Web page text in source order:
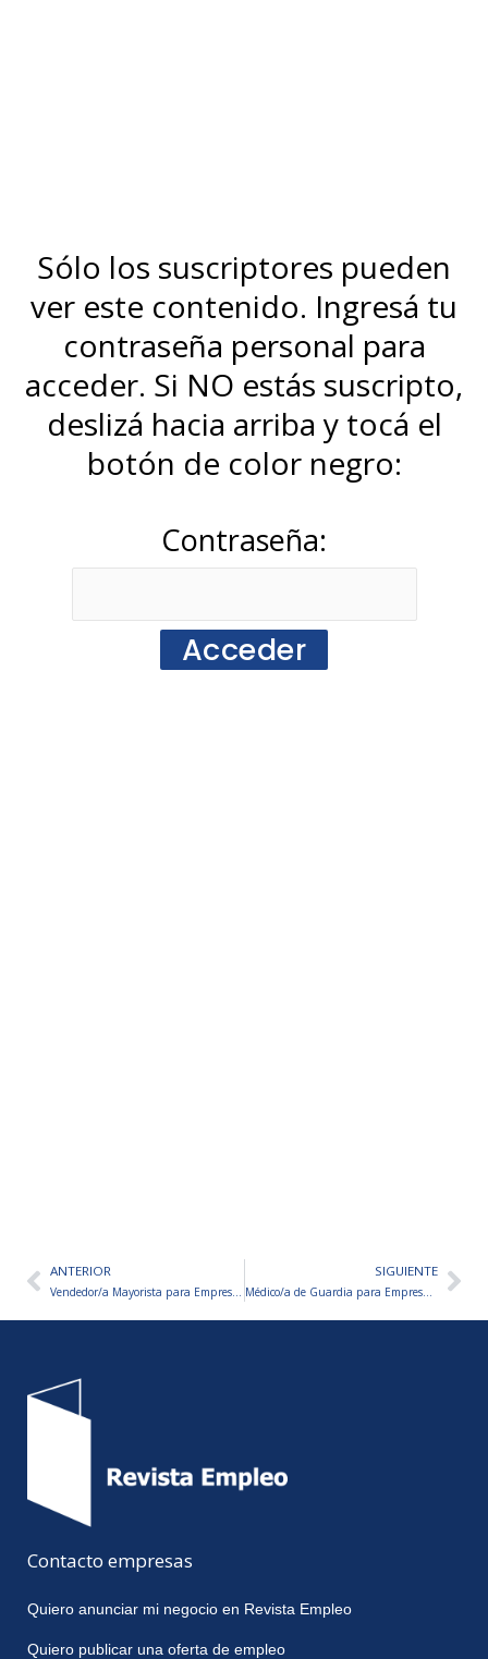
Sólo los suscriptores pueden
ver este contenido. Ingresá tu
contraseña personal para
acceder. Si NO estás suscripto,
deslizá hacia arriba y tocá el
botón de color negro:
Contraseña:
AntANTERIOR
Vendedor/a Mayorista para Empresa de Autopartes
SIGUIENTE
Médico/a de Guardia para Empresa Siderúrgica
Contacto empresas
Quiero anunciar mi negocio en Revista Empleo
Quiero publicar una oferta de empleo